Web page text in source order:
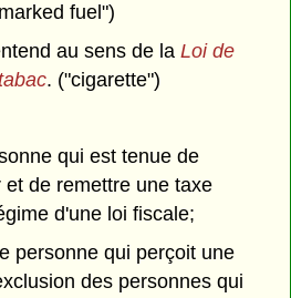
fuel")
au sens de la Loi de
. ("cigarette")
qui est tenue de
et de remettre une taxe
d'une loi fiscale;
personne qui perçoit une
des personnes qui